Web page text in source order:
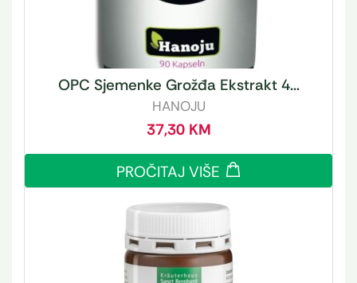
OPC Sjemenke Grožđa Ekstrakt 4...
HANOJU
37,30 KM
PROČITAJ VIŠE